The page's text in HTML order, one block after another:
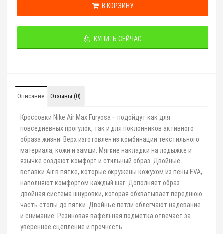
В КОРЗИНУ
КУПИТЬ СЕЙЧАС
Описание Отзывы (0)
Кроссовки Nike Air Max Furyosa – подойдут как для
повседневных прогулок, так и для поклонников активного
образа жизни. Верх изготовлен из комбинации текстильного
материала, кожи и замши. Мягкие накладки на лодыжке и
язычке создают комфорт и стильный образ. Двойные
вставки Air в пятке, которые окружены кожухом из пены EVA,
наполняют комфортом каждый шаг. Дополняет образ
двойная система шнуровки, которая обхватывает переднюю
часть стопы до пятки. Двойные петли облегчают надевание
и снимание. Резиновая вафельная подметка отвечает за
уверенное сцепление и прочность.